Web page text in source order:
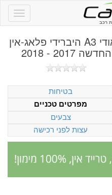
רכב
אאודי A3 היברידי פלאג-אין
החדשה 2017 - 2018
בטיחות
מפרטים טכניים
צבעים
עצות לפני רכישה